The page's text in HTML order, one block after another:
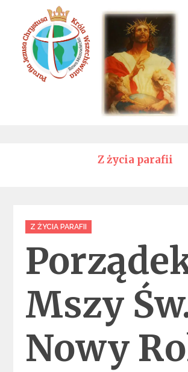
content
Parafia Jezusa
Króla
Z życia parafii
Categories
Z ŻYCIA PARAFII
Mszy
Nowy